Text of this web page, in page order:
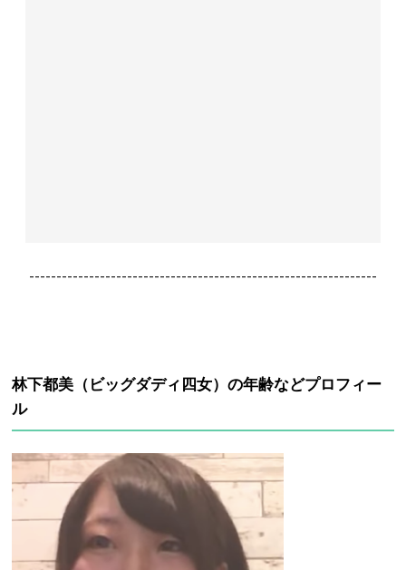
----------------------------------------------------------------
林下都美（ビッグダディ四女）の年齢などプロフィー
ル